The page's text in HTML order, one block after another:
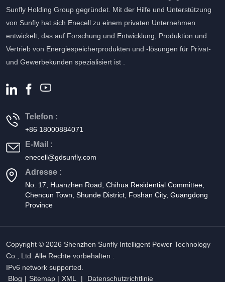
Sunfly Holding Group gegründet. Mit der Hilfe und Unterstützung
von Sunfly hat sich Enecell zu einem privaten Unternehmen
entwickelt, das auf Forschung und Entwicklung, Produktion und
Vertrieb von Energiespeicherprodukten und -lösungen für Privat-
und Gewerbekunden spezialisiert ist .
Telefon :
+86 18000884071
E-Mail :
enecell@gdsunfly.com
Adresse :
No. 17, Huanzhen Road, Chihua Residential Committee,
Chencun Town, Shunde District, Foshan City, Guangdong
Province
Copyright © 2026 Shenzhen Sunfly Intelligent Power Technology
Co., Ltd. Alle Rechte vorbehalten .
IPv6 network supported.
Blog | Sitemap | XML | Datenschutzrichtlinie